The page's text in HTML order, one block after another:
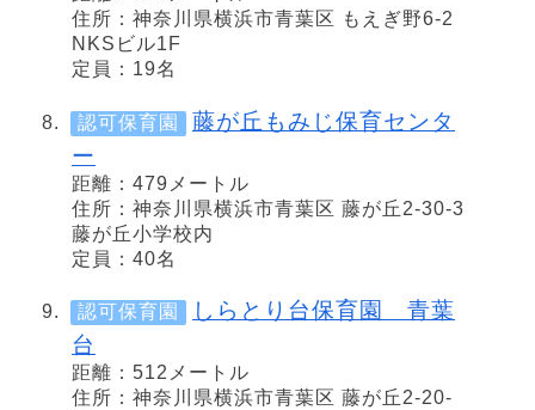
住所：神奈川県横浜市青葉区 もえぎ野6-2
NKSビル1F
定員：19名
認可保育園
藤が丘もみじ保育センタ
ー
距離：479メートル
住所：神奈川県横浜市青葉区 藤が丘2-30-3
藤が丘小学校内
定員：40名
認可保育園
しらとり台保育園 青葉
台
距離：512メートル
住所：神奈川県横浜市青葉区 藤が丘2-20-